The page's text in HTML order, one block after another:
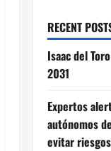
RECENT
Isaac del
2031
Expertos
autónomos
evitar